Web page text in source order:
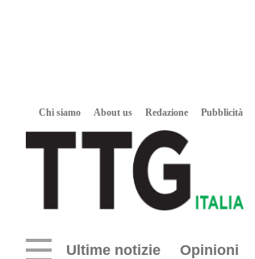
Chi siamo About us Redazione Pubblicità
Ultime notizie Opinioni